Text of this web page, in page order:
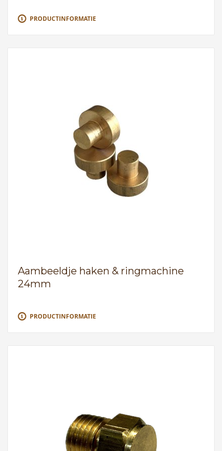
PRODUCTINFORMATIE
Aambeeldje haken & ringmachine
24mm
PRODUCTINFORMATIE